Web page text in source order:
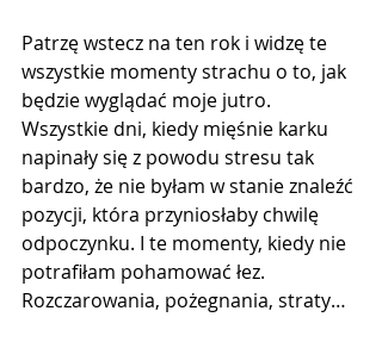
Patrzę wstecz na ten rok i widzę te
wszystkie momenty strachu o to, jak
będzie wyglądać moje jutro.
Wszystkie dni, kiedy mięśnie karku
napinały się z powodu stresu tak
bardzo, że nie byłam w stanie znaleźć
pozycji, która przyniosłaby chwilę
odpoczynku. I te momenty, kiedy nie
potrafiłam pohamować łez.
Rozczarowania, pożegnania, straty…